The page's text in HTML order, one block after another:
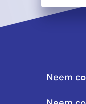
Neem